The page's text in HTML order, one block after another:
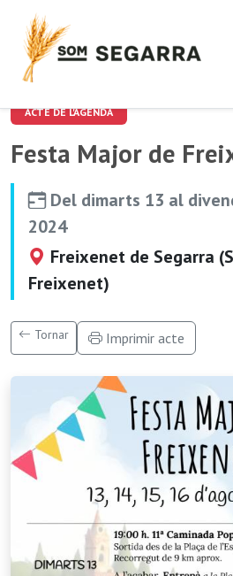
ACTE DE L'AGENDA
Festa Major de
Del dimarts 13 al
2024
Freixenet de Segarra
Freixenet)
Tornar Imprimir acte